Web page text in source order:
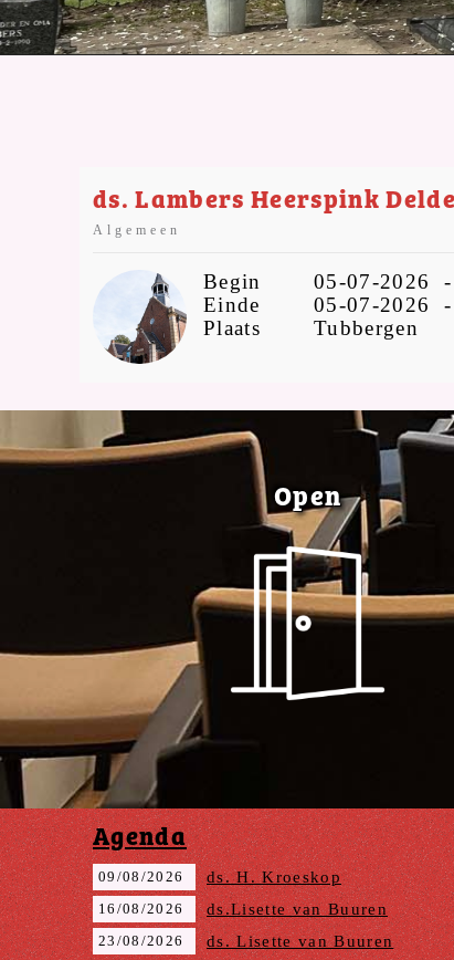
ds. Lambers Heerspink
Algemeen
Begin
05-07-2026
Einde
05-07-2026
Plaats
Tubbergen
Open
Agenda
09/08/2026 ds. H. Kroeskop
16/08/2026 ds.Lisette van Buuren
23/08/2026 ds. Lisette van Buuren